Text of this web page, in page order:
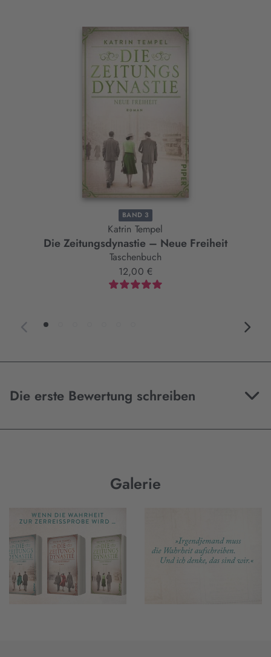
BAND 3
Katrin Tempel
Die Zeitungsdynastie – Neue Freiheit
Taschenbuch
12,00 €
Die erste Bewertung schreiben
Galerie